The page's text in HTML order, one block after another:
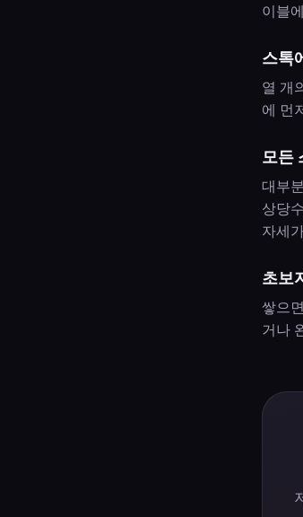
이블
스톡
열 개
에 먼
모든
대부
상당
자세
초보
쌓으
거나